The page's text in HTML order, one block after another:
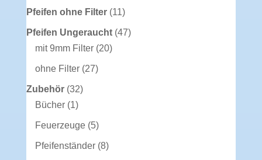
Produkte
Pfeifen ohne Filter 1111
Produkte
Pfeifen Ungeraucht 4747
mit 9mm Filter 2020
ohne Filter 2727
Zubehör 3232
Bücher 11
Produkt
Feuerzeuge 55
Produkte
Pfeifenständer 88